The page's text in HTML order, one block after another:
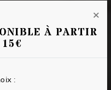
À PARTIR
×
: